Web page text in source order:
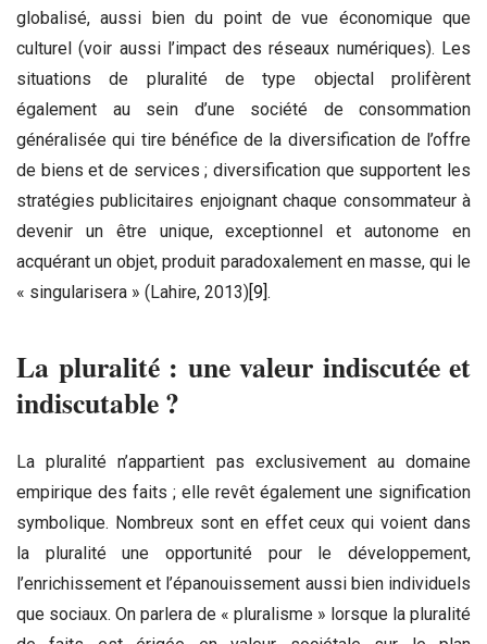
globalisé, aussi bien du point de vue économique que
culturel (voir aussi l’impact des réseaux numériques). Les
situations de pluralité de type objectal prolifèrent
également au sein d’une société de consommation
généralisée qui tire bénéfice de la diversification de l’offre
de biens et de services ; diversification que supportent les
stratégies publicitaires enjoignant chaque consommateur à
devenir un être unique, exceptionnel et autonome en
acquérant un objet, produit paradoxalement en masse, qui le
« singularisera » (Lahire, 2013)[9].
La pluralité : une valeur indiscutée et
indiscutable ?
La pluralité n’appartient pas exclusivement au domaine
empirique des faits ; elle revêt également une signification
symbolique. Nombreux sont en effet ceux qui voient dans
la pluralité une opportunité pour le développement,
l’enrichissement et l’épanouissement aussi bien individuels
que sociaux. On parlera de « pluralisme » lorsque la pluralité